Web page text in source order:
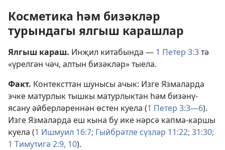
Косметика һәм бизәкләр
турындагы ялгыш карашлар
Ялгыш караш. Инҗил китабында — 1 Петер 3:3тә
«үрелгән чәч, алтын бизәкләр» тыела.
Факт. Контексттан шунысы ачык: Изге Язмаларда
эчке матурлык тышкы матурлыктан һәм бизәнү-
ясану әйберләреннән өстен куела (1 Петер 3:3—6).
Изге Язмаларда еш кына бу ике нәрсә капма-каршы
куела (1 Ишмуил 16:7; Гыйбрәтле сүзләр 11:22; 31:30;
1 Тимутигә 2:9, 10).